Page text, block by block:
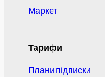
Маркет
Тарифи
Плани підписки